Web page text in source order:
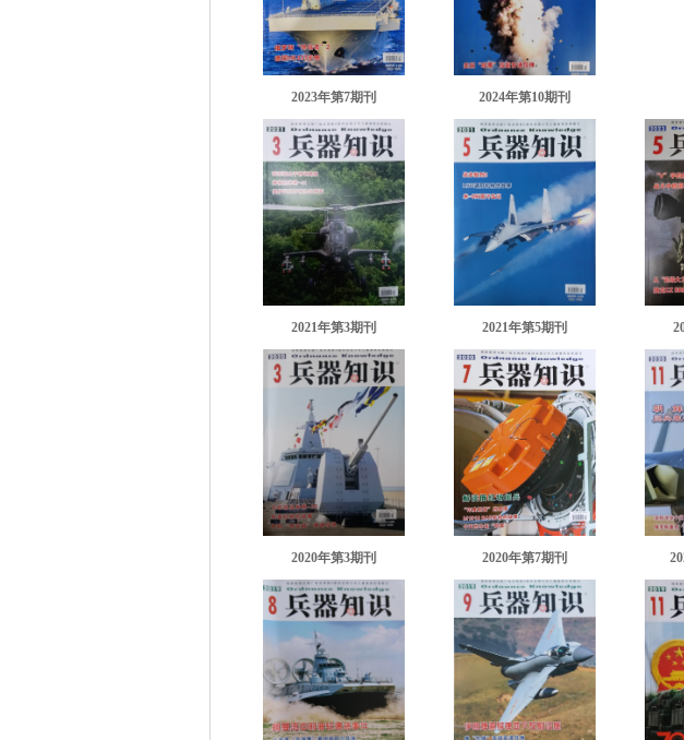
2023年第7期刊 2024年第10期刊
2021年第3期刊 2021年第5期刊
2020年第3期刊 2020年第7期刊